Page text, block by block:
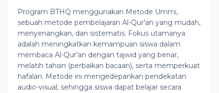
Program BTHQ menggunakan Metode Ummi,
sebuah metode pembelajaran Al-Qur'an yang mudah,
menyenangkan, dan sistematis. Fokus utamanya
adalah meningkatkan kemampuan siswa dalam
membaca Al-Qur'an dengan tajwid yang benar,
melatih tahsin (perbaikan bacaan), serta memperkuat
hafalan. Metode ini mengedepankan pendekatan
audio-visual, sehingga siswa dapat belajar secara